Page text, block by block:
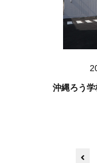
沖縄ろう学